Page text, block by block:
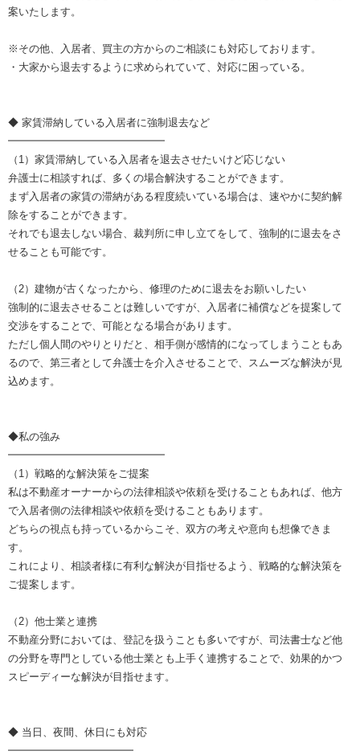
案いたします。
※その他、入居者、買主の方からのご相談にも対応しております。
・大家から退去するように求められていて、対応に困っている。
◆ 家賃滞納している入居者に強制退去など
━━━━━━━━━━━━━━━
（1）家賃滞納している入居者を退去させたいけど応じない
弁護士に相談すれば、多くの場合解決することができます。
まず入居者の家賃の滞納がある程度続いている場合は、速やかに契約解
除をすることができます。
それでも退去しない場合、裁判所に申し立てをして、強制的に退去をさ
せることも可能です。
（2）建物が古くなったから、修理のために退去をお願いしたい
強制的に退去させることは難しいですが、入居者に補償などを提案して
交渉をすることで、可能となる場合があります。
ただし個人間のやりとりだと、相手側が感情的になってしまうこともあ
るので、第三者として弁護士を介入させることで、スムーズな解決が見
込めます。
◆私の強み
━━━━━━━━━━━━━━━
（1）戦略的な解決策をご提案
私は不動産オーナーからの法律相談や依頼を受けることもあれば、他方
で入居者側の法律相談や依頼を受けることもあります。
どちらの視点も持っているからこそ、双方の考えや意向も想像できま
す。
これにより、相談者様に有利な解決が目指せるよう、戦略的な解決策を
ご提案します。
（2）他士業と連携
不動産分野においては、登記を扱うことも多いですが、司法書士など他
の分野を専門としている他士業とも上手く連携することで、効果的かつ
スピーディーな解決が目指せます。
◆ 当日、夜間、休日にも対応
━━━━━━━━━━━━